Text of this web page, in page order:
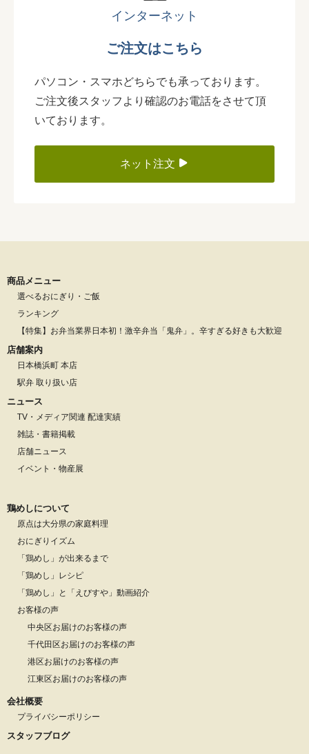
インターネット
ご注文はこちら
パソコン・スマホどちらでも承っております。
ご注文後スタッフより確認のお電話をさせて頂
いております。
ネット注文
商品メニュー
選べるおにぎり・ご飯
ランキング
【特集】お弁当業界日本初！激辛弁当「鬼弁」。辛すぎる好きも大歓迎
店舗案内
日本橋浜町 本店
駅弁 取り扱い店
ニュース
TV・メディア関連 配達実績
雑誌・書籍掲載
店舗ニュース
イベント・物産展
鶏めしについて
原点は大分県の家庭料理
おにぎりイズム
「鶏めし」が出来るまで
「鶏めし」レシピ
「鶏めし」と「えびすや」動画紹介
お客様の声
中央区お届けのお客様の声
千代田区お届けのお客様の声
港区お届けのお客様の声
江東区お届けのお客様の声
会社概要
プライバシーポリシー
スタッフブログ